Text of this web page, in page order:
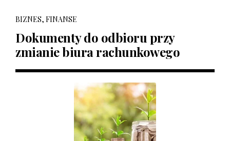
BIZNES, FINANSE
Dokumenty do odbioru przy
zmianie biura rachunkowego